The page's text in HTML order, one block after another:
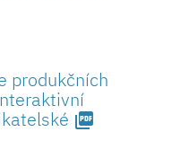
produkčních
picture_as_pdf